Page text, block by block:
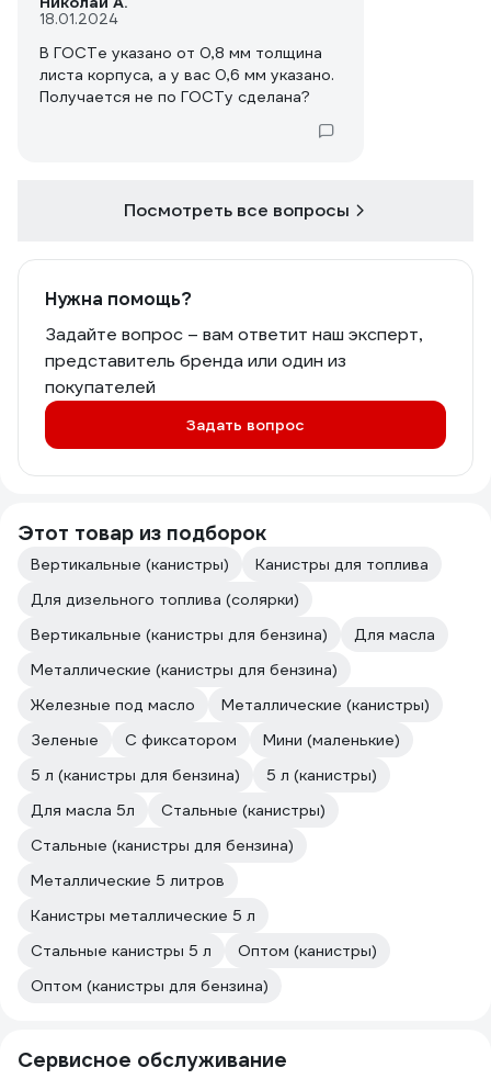
18.01.2024
В ГОСТе указано от 0,8 мм толщина
листа корпуса, а у вас 0,6 мм указано.
Получается не по ГОСТу сделана?
Посмотреть все вопросы
Нужна помощь?
Задайте вопрос – вам ответит наш эксперт,
представитель бренда или один из
покупателей
Задать вопрос
Этот товар из подборок
Вертикальные (канистры)
Канистры для топлива
Для дизельного топлива (солярки)
Вертикальные (канистры для бензина)
Для масла
Металлические (канистры для бензина)
Железные под масло
Металлические (канистры)
Зеленые
С фиксатором
Мини (маленькие)
5 л (канистры для бензина)
5 л (канистры)
Для масла 5л
Стальные (канистры)
Стальные (канистры для бензина)
Металлические 5 литров
Канистры металлические 5 л
Стальные канистры 5 л
Оптом (канистры)
Оптом (канистры для бензина)
Сервисное обслуживание